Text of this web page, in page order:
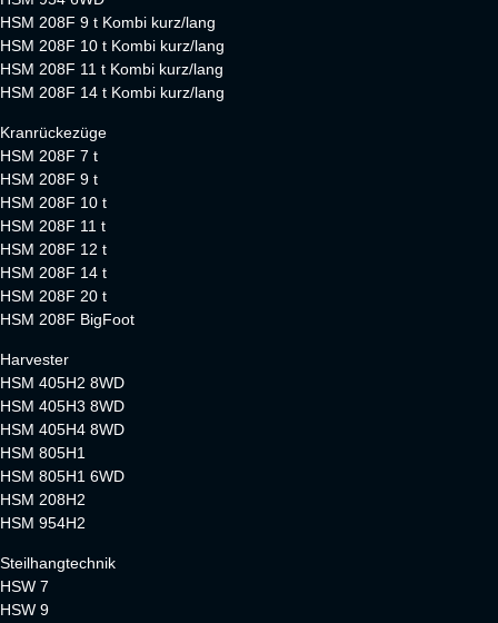
HSM 208F 9 t Kombi kurz/lang
HSM 208F 10 t Kombi kurz/lang
HSM 208F 11 t Kombi kurz/lang
HSM 208F 14 t Kombi kurz/lang
Kranrückezüge
HSM 208F 7 t
HSM 208F 9 t
HSM 208F 10 t
HSM 208F 11 t
HSM 208F 12 t
HSM 208F 14 t
HSM 208F 20 t
HSM 208F BigFoot
Harvester
HSM 405H2 8WD
HSM 405H3 8WD
HSM 405H4 8WD
HSM 805H1
HSM 805H1 6WD
HSM 208H2
HSM 954H2
Steilhangtechnik
HSW 7
HSW 9